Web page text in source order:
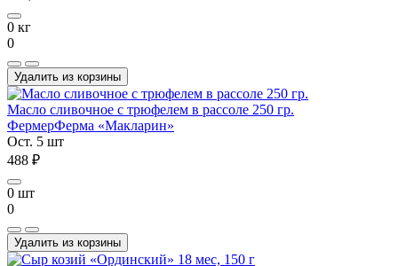
0 кг
0
Удалить из корзины
Масло сливочное с трюфелем в рассоле 250 гр.
ФермерФерма «Макларин»
Ост. 5 шт
488 ₽
0 шт
0
Удалить из корзины